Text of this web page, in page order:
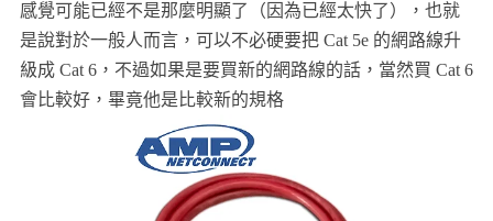
感覺可能已經不是那麼明顯了（因為已經太快了），也就
是說對於一般人而言，可以不必硬要把 Cat 5e 的網路線升
級成 Cat 6，不過如果是要買新的網路線的話，當然買 Cat 6
會比較好，畢竟他是比較新的規格